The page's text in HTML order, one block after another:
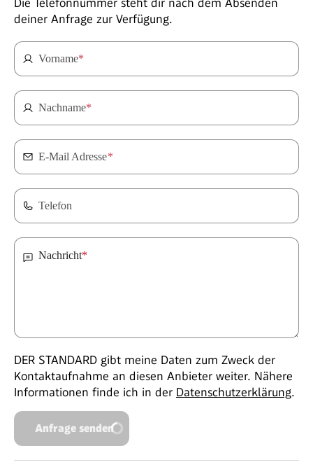
deiner Anfrage zur Verfügung.
Vorname*
Nachname*
E-Mail Adresse*
Telefon
Nachricht*
DER STANDARD gibt meine Daten zum Zweck der
Kontaktaufnahme an diesen Anbieter weiter. Nähere
Informationen finde ich in der Datenschutzerklärung.
Anfrage senden